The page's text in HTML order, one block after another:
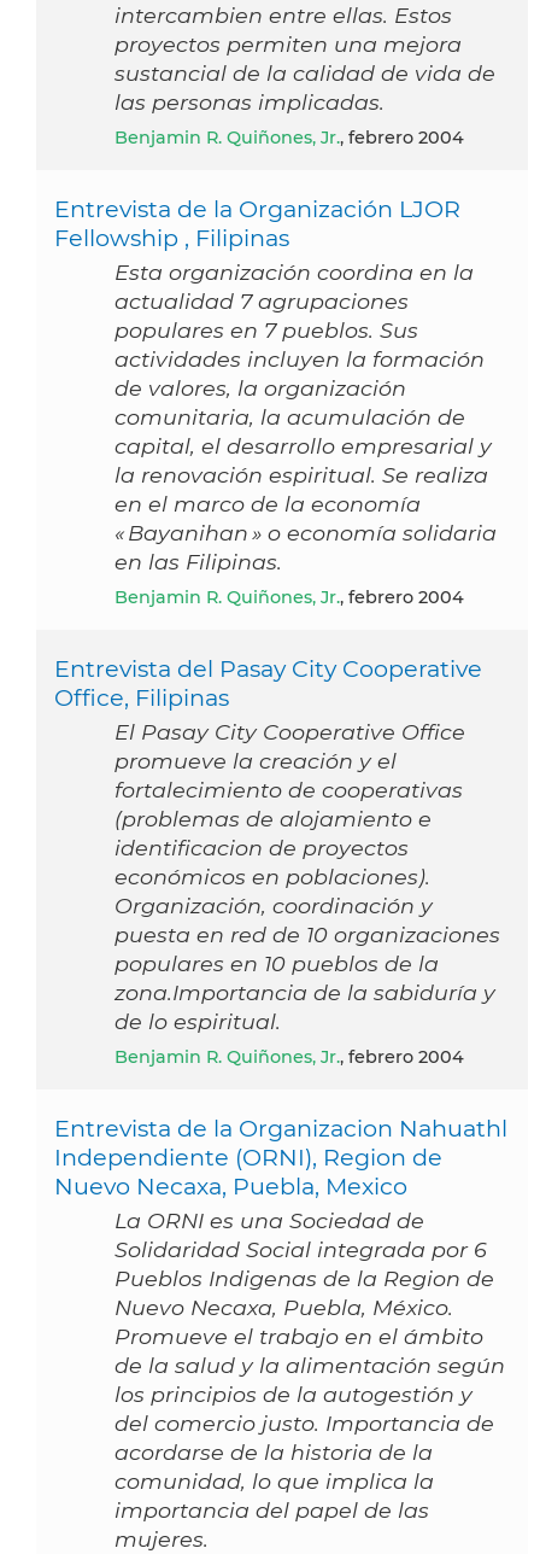
intercambien entre ellas. Estos
proyectos permiten una mejora
sustancial de la calidad de vida de
las personas implicadas.
Benjamin R. Quiñones, Jr., febrero 2004
Entrevista de la Organización LJOR
Fellowship , Filipinas
Esta organización coordina en la
actualidad 7 agrupaciones
populares en 7 pueblos. Sus
actividades incluyen la formación
de valores, la organización
comunitaria, la acumulación de
capital, el desarrollo empresarial y
la renovación espiritual. Se realiza
en el marco de la economía
« Bayanihan » o economía solidaria
en las Filipinas.
Benjamin R. Quiñones, Jr., febrero 2004
Entrevista del Pasay City Cooperative
Office, Filipinas
El Pasay City Cooperative Office
promueve la creación y el
fortalecimiento de cooperativas
(problemas de alojamiento e
identificacion de proyectos
económicos en poblaciones).
Organización, coordinación y
puesta en red de 10 organizaciones
populares en 10 pueblos de la
zona.Importancia de la sabiduría y
de lo espiritual.
Benjamin R. Quiñones, Jr., febrero 2004
Entrevista de la Organizacion Nahuathl
Independiente (ORNI), Region de
Nuevo Necaxa, Puebla, Mexico
La ORNI es una Sociedad de
Solidaridad Social integrada por 6
Pueblos Indigenas de la Region de
Nuevo Necaxa, Puebla, México.
Promueve el trabajo en el ámbito
de la salud y la alimentación según
los principios de la autogestión y
del comercio justo. Importancia de
acordarse de la historia de la
comunidad, lo que implica la
importancia del papel de las
mujeres.